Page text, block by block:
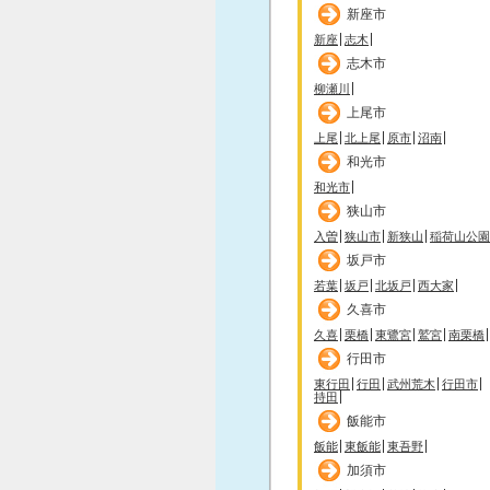
新座市
新座 志木
志木市
柳瀬川
上尾市
上尾 北上尾 原市 沼南
和光市
和光市
狭山市
入曽 狭山市 新狭山 稲荷山公園
坂戸市
若葉 坂戸 北坂戸 西大家
久喜市
久喜 栗橋 東鷺宮 鷲宮 南栗橋
行田市
東行田 行田 武州荒木 行田市
持田
飯能市
飯能 東飯能 東吾野
加須市